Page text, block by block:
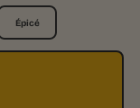
Épicé